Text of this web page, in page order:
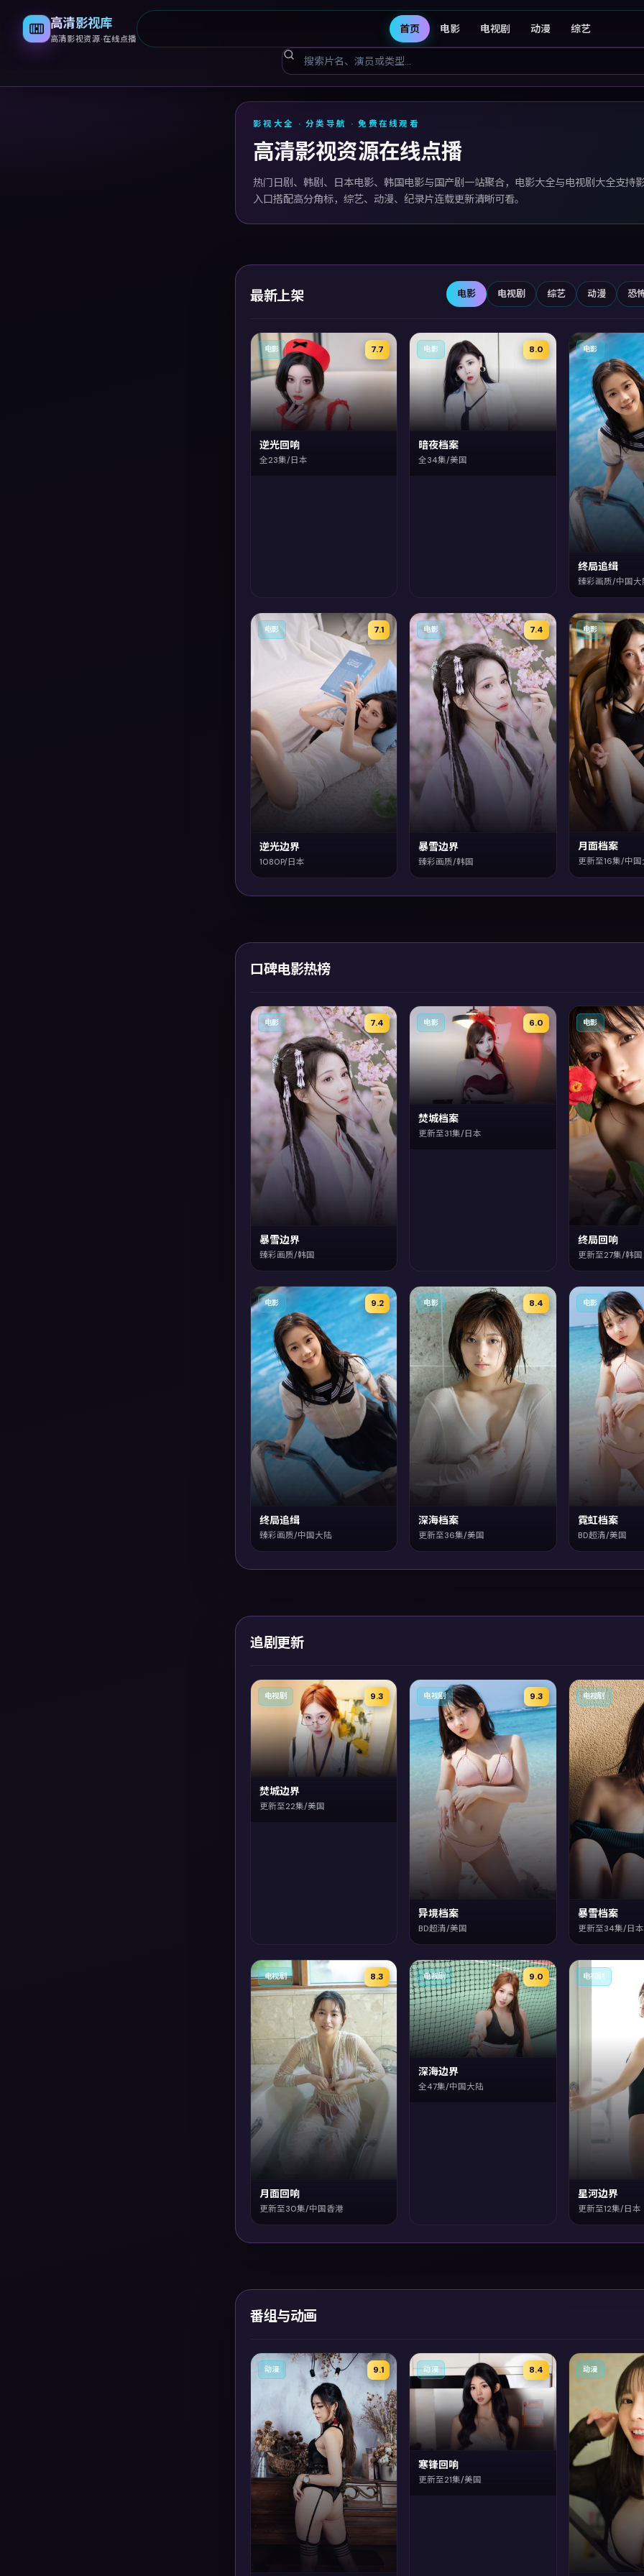
高清影视库
高清影视资源·在线点播
首页 电影 电视剧 动漫 综艺
高清影视库
影视大全 · 分类导航 · 免费在线观看
高清影视资源在线点播
热门日剧、韩剧、日本电影、韩国电影与国产剧一站聚合，电影大全与电视剧大全支持
入口搭配高分角标，综艺、动漫、纪录片连载更新清晰可看。
最新上架 电影 电视剧 综艺 动漫 恐
7.7
电影
逆光回响
全23集/日本
8.0
电影
暗夜档案
全34集/美国
电影
终局追缉
臻彩画质/中国大
7.1
电影
逆光边界
1080P/日本
7.4
电影
暴雪边界
臻彩画质/韩国
电影
月面档案
更新至16集/中国
口碑电影热榜
7.4
电影
暴雪边界
臻彩画质/韩国
6.0
电影
焚城档案
更新至31集/日本
电影
终局回响
更新至27集/韩国
9.2
电影
终局追缉
臻彩画质/中国大陆
8.4
电影
深海档案
更新至36集/美国
电影
霓虹档案
BD超清/美国
追剧更新
9.3
电视剧
焚城边界
更新至22集/美国
9.3
电视剧
异境档案
BD超清/美国
电视剧
暴雪档案
更新至34集/日本
8.3
电视剧
月面回响
更新至30集/中国香港
9.0
电视剧
深海边界
全47集/中国大陆
电视剧
星河边界
更新至12集/日本
番组与动画
9.1
动漫 8.4
动漫
寒锋回响
更新至21集/美国
动漫